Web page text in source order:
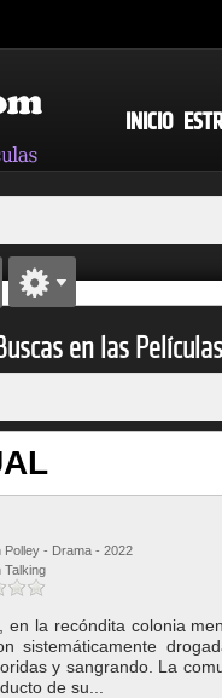
INICIO
en las
Polley - Drama - 2022
Talking
en la recóndita colonia
sistemáticamente
y sangrando. La
de su...